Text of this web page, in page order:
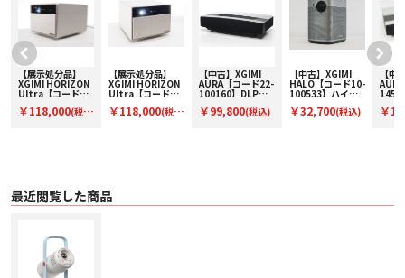
・ Cloud Ash
オリジナルステッカー付属
2種類の「ねこのお仕事日記」ステッカーが付属。ねこモチーフのデザイン
で、貼るだけで簡単に本体をカスタマイズできます。
■ 主な仕様
ディスプレイ
〇 製品の分類 ポータブルプロジェクター
〇 光源 LED
〇 MEMC（モーション補正技術） /
〇 コントラスト比 1500:1
〇 レンズ 高透過率コーティングレンズ
〇 アイ・プロテクション /
【展示処分品】
XGIMI HORIZON
Ultra【コードW-
Dolby Vision対応
￥118,000(税
【展示処分品】
XGIMI HORIZON
Ultra【コードU-
Dolby Vision対応
￥118,000(税
【中古】XGIMI
AURA【コード22-
100160】DLPプ
￥99,800(税込)
【中古】XGIMI
HALO【コード10-
100533】ハイエ
ロジェクター
￥32,700(税込)
【中
￥
最近閲覧した商品